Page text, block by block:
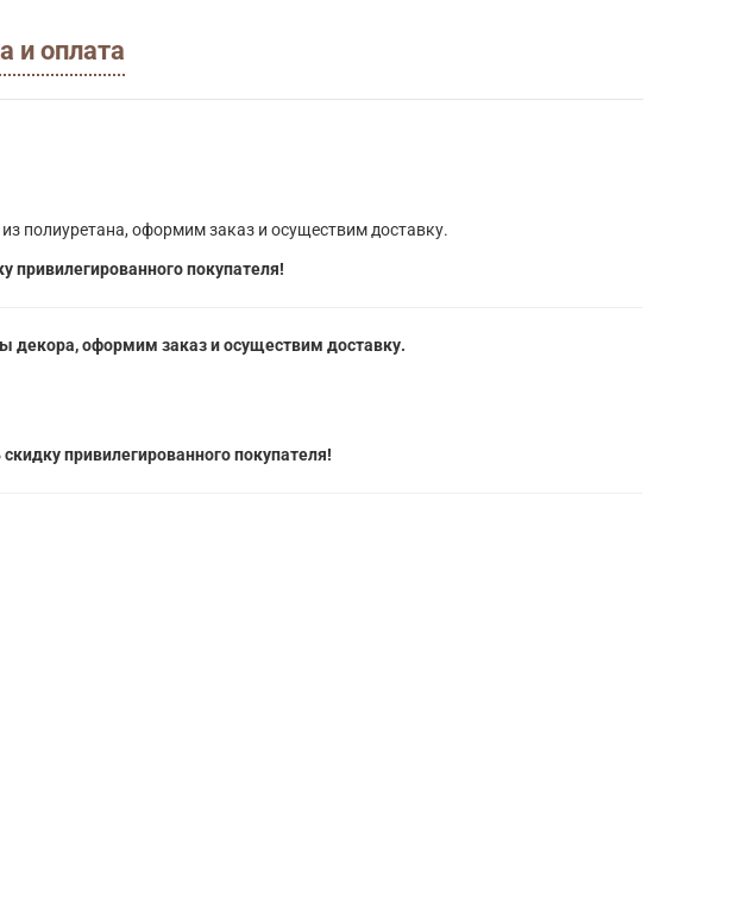
и оплата
полиуретана, оформим заказ и осуществим доставку.
покупателя!
оформим заказ и осуществим доставку.
привилегированного покупателя!